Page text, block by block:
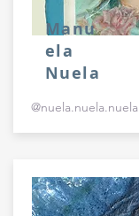
Manu
ela
Nuela
@nuela.nuela.nuela